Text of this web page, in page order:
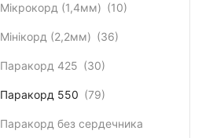
Мікрокорд (1,4мм) (10)
Мінікорд (2,2мм) (36)
Паракорд 425 (30)
Паракорд 550 (79)
Паракорд без сердечника